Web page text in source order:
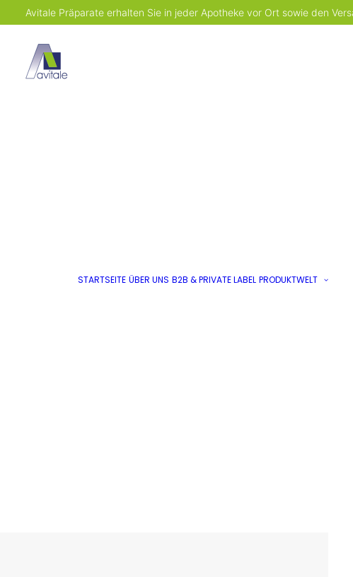
Avitale Präparate erhalten Sie in jeder Apotheke vor Ort sowie den
STARTSEITE ÜBER UNS B2B & PRIVATE LABEL PRODUKTWELT